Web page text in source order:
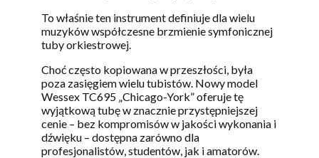
To właśnie ten instrument definiuje dla wielu
muzyków współczesne brzmienie symfonicznej
tuby orkiestrowej.
Choć często kopiowana w przeszłości, była
poza zasięgiem wielu tubistów. Nowy model
Wessex TC695 „Chicago-York” oferuje tę
wyjątkową tubę w znacznie przystępniejszej
cenie – bez kompromisów w jakości wykonania i
dźwięku – dostępna zarówno dla
profesjonalistów, studentów, jak i amatorów.